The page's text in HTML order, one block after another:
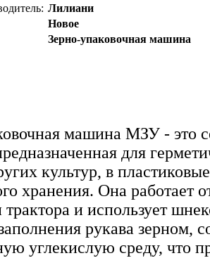
Лилиани
Новое
Зерно-упаковочная машина
машина МЗУ - это
для
культур, в
хранения. Она работает
и использует
рукава зерном,
углекислую среду, что